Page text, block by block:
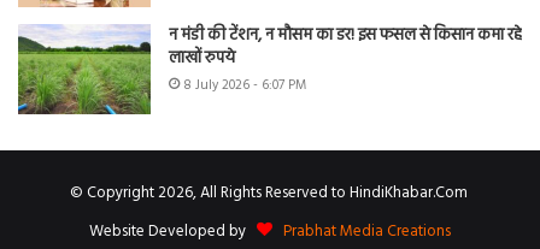
न मंडी की टेंशन, न मौसम का डर! इस फसल से किसान कमा रहे
लाखों रुपये
8 July 2026 - 6:07 PM
© Copyright 2026, All Rights Reserved to HindiKhabar.Com
Website Developed by
Prabhat Media Creations